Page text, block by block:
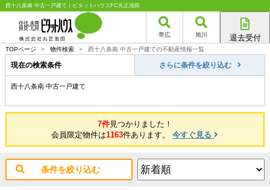
西十八条南 中古一戸建て｜ピタットハウスFC丸正池田
帯広 旭川 退去受付
旭川店
TOPページ > 物件検索 > 西十八条南 中古一戸建ての不動産情報一覧
現在の検索条件 さらに条件を絞り込む
西十八条南 中古一戸建て
7件見つかりました！
会員限定物件は1163件あります。今すぐ見る
条件を絞り込む